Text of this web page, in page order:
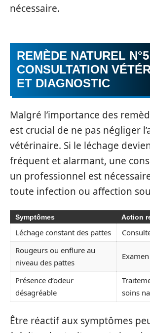
nécessaire.
REMÈDE NATUREL
CONSULTATION
ET DIAGNOSTIC
Malgré l’importance des
est crucial de ne pas négliger
vétérinaire. Si le léchage
fréquent et alarmant, une
un professionnel est
toute infection ou affection
Symptômes Action
Léchage constant des pattes
Rougeurs ou enflure au
niveau des pattes
Présence d’odeur
désagréable
soins
Être réactif aux symptômes